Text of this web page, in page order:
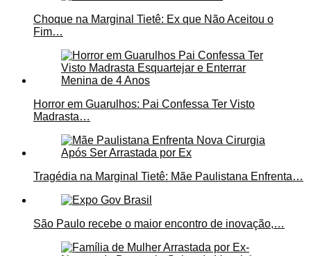
Choque na Marginal Tietê: Ex que Não Aceitou o
Fim…
Horror em Guarulhos: Pai Confessa Ter Visto
Madrasta…
Tragédia na Marginal Tietê: Mãe Paulistana Enfrenta…
São Paulo recebe o maior encontro de inovação,…